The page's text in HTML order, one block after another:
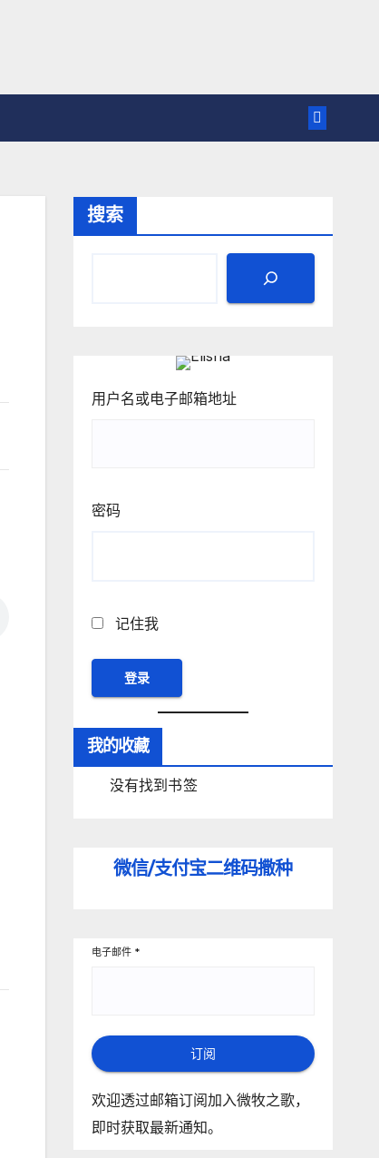
搜索
用户名或电子邮箱地址
密码
记住我
我的收藏
没有找到书签
微信/支付宝二维码撒种
电子邮件 *
订阅
欢迎透过邮箱订阅加入微牧之歌，
即时获取最新通知。